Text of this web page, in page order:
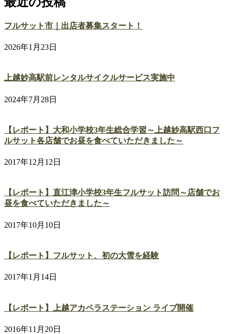
フルサット市｜出店者募集スタート！
2026年1月23日
上越妙高駅前レンタルサイクルサービス実施中
2024年7月28日
【レポート】大和小学校3年生総合学習～上越妙高駅西口フ
ルサット各店舗でお昼を食べていただきました～
2017年12月12日
【レポート】直江津小学校3年生フルサット訪問～店舗でお
昼を食べていただきました～
2017年10月10日
【レポート】フルサット、初の大雪を経験
2017年1月14日
【レポート】上越アカペラステーション ライブ開催
2016年11月20日